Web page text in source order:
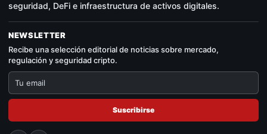
seguridad, DeFi e infraestructura de activos digitales.
NEWSLETTER
Recibe una selección editorial de noticias sobre mercado,
regulación y seguridad cripto.
Suscribirse